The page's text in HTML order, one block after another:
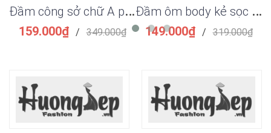
Đ
ầm công sở chữ A phối ren đẹp
159.000₫ / 349.000₫
Đ
ầm ôm body kẻ sọc công sở
149.000₫ / 319.000₫